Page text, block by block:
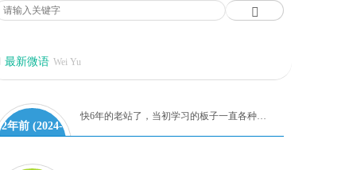
最新微语 Wei Yu
2年前 (2024-
06-28)
快6年的老站了，当初学习的板子一直各种更新代码到如今！麻雀虽小，但是五章俱全。有时间再研究吧！